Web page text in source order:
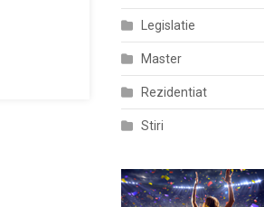
Legislatie
Master
Rezidentiat
Stiri